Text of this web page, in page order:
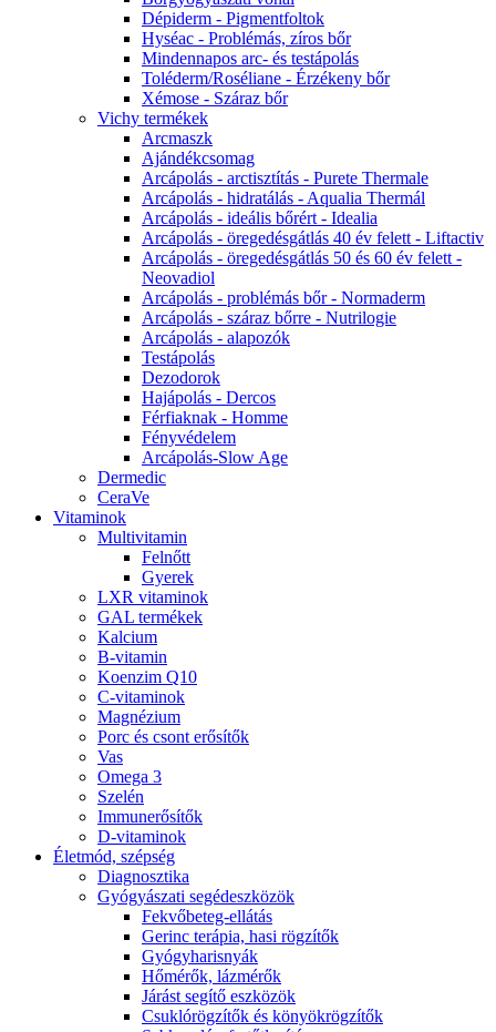
Dépiderm - Pigmentfoltok
Hyséac - Problémás, zíros bőr
Mindennapos arc- és testápolás
Toléderm/Roséliane - Érzékeny bőr
Xémose - Száraz bőr
Vichy termékek
Arcmaszk
Ajándékcsomag
Arcápolás - arctisztítás - Purete Thermale
Arcápolás - hidratálás - Aqualia Thermál
Arcápolás - ideális bőrért - Idealia
Arcápolás - öregedésgátlás 40 év felett - Liftactiv
Arcápolás - öregedésgátlás 50 és 60 év felett -
Neovadiol
Arcápolás - problémás bőr - Normaderm
Arcápolás - száraz bőrre - Nutrilogie
Arcápolás - alapozók
Testápolás
Dezodorok
Hajápolás - Dercos
Férfiaknak - Homme
Fényvédelem
Arcápolás-Slow Age
Dermedic
CeraVe
Vitaminok
Multivitamin
Felnőtt
Gyerek
LXR vitaminok
GAL termékek
Kalcium
B-vitamin
Koenzim Q10
C-vitaminok
Magnézium
Porc és csont erősítők
Vas
Omega 3
Szelén
Immunerősítők
D-vitaminok
Életmód, szépség
Diagnosztika
Gyógyászati segédeszközök
Fekvőbeteg-ellátás
Gerinc terápia, hasi rögzítők
Gyógyharisnyák
Hőmérők, lázmérők
Járást segítő eszközök
Csuklórögzítők és könyökrögzítők